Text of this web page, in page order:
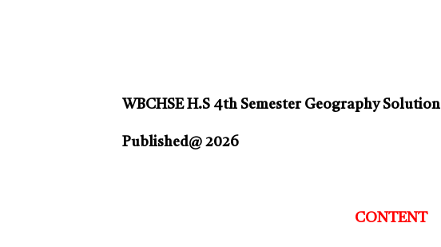
WBCHSE H.S 4th Semester Geography Solution
Published@ 2026
CONTENT